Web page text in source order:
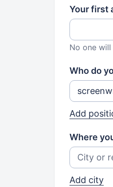
Your first
No one
Who do
Add
Where
Add city